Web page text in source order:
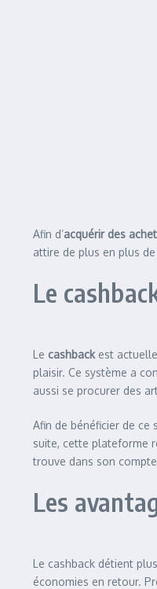
Afin d’acquérir des
attire de plus en plus
Le
Le cashbackest
plaisir. Ce système a
aussi se procurer des
Afin de bénéficier de ce
suite, cette plateforme
trouve dans son
Les
Le cashback détient
économies en retour.